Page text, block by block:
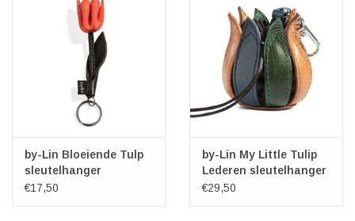
by-Lin Bloeiende Tulp
sleutelhanger
Zalmkleur
€17,50
by-Lin My Little Tulip
Lederen sleutelhanger
"Vintage Shine Multi"
€29,50